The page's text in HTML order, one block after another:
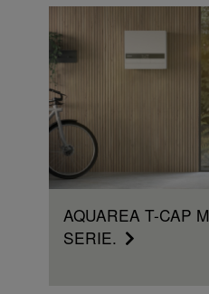
AQUAREA T-CAP M
SERIE.